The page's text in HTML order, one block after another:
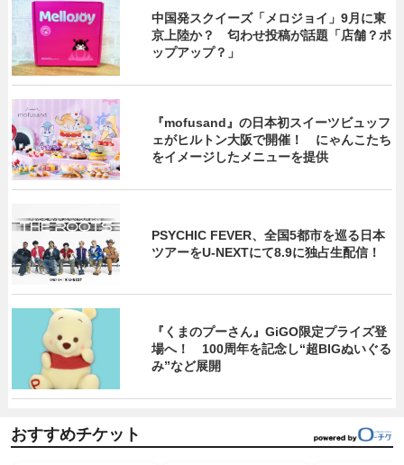
中国発スクイーズ「メロジョイ」9月に東
京上陸か？ 匂わせ投稿が話題「店舗？ポ
ップアップ？」
『mofusand』の日本初スイーツビュッフ
ェがヒルトン大阪で開催！ にゃんこたち
をイメージしたメニューを提供
PSYCHIC FEVER、全国5都市を巡る日本
ツアーをU‐NEXTにて8.9に独占生配信！
『くまのプーさん』GiGO限定プライズ登
場へ！ 100周年を記念し“超BIGぬいぐる
み”など展開
おすすめチケット